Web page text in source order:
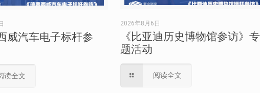
威汽车电子标杆参
读全文
2026年8月6日
《比亚迪历史博物馆参访》专
题活动
阅读全文